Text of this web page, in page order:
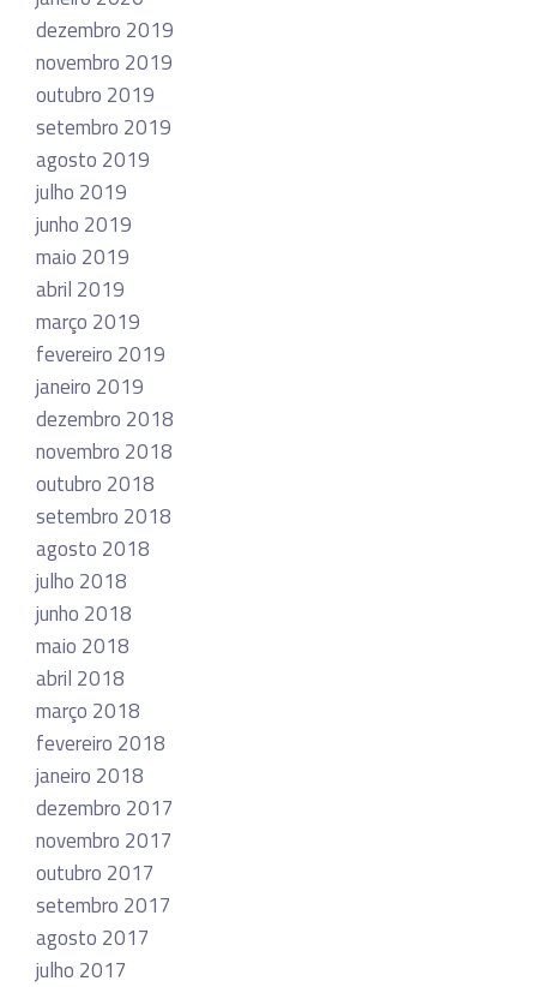
dezembro 2019
novembro 2019
outubro 2019
setembro 2019
agosto 2019
julho 2019
junho 2019
maio 2019
abril 2019
março 2019
fevereiro 2019
janeiro 2019
dezembro 2018
novembro 2018
outubro 2018
setembro 2018
agosto 2018
julho 2018
junho 2018
maio 2018
abril 2018
março 2018
fevereiro 2018
janeiro 2018
dezembro 2017
novembro 2017
outubro 2017
setembro 2017
agosto 2017
julho 2017